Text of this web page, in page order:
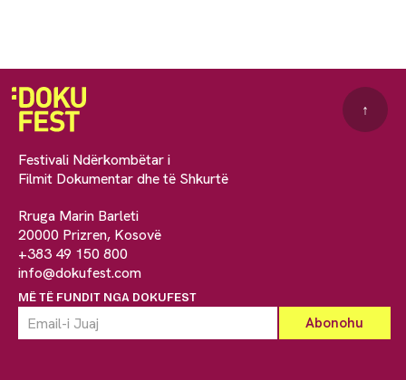
Festivali Ndërkombëtar i
Filmit Dokumentar dhe të Shkurtë
Rruga Marin Barleti
20000 Prizren, Kosovë
+383 49 150 800
info@dokufest.com
MË TË FUNDIT NGA DOKUFEST
↑